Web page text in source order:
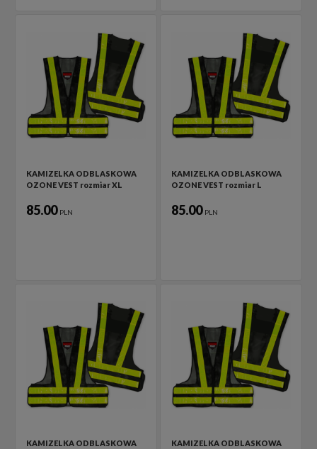
KAMIZELKA ODBLASKOWA
OZONE VEST rozmiar XL
85.00 PLN
KAMIZELKA ODBLASKOWA
OZONE VEST rozmiar L
85.00 PLN
KAMIZELKA ODBLASKOWA
KAMIZELKA ODBLASKOWA